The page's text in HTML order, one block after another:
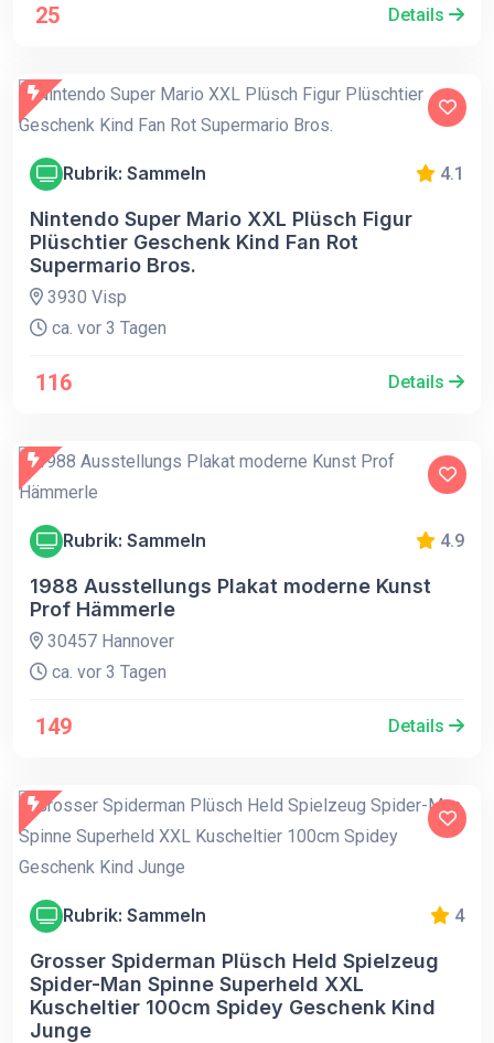
25 Details
Rubrik: Sammeln 4.1
Nintendo Super Mario XXL Plüsch Figur
Plüschtier Geschenk Kind Fan Rot
Supermario Bros.
3930 Visp
ca. vor 3 Tagen
116 Details
Rubrik: Sammeln 4.9
1988 Ausstellungs Plakat moderne Kunst
Prof Hämmerle
30457 Hannover
ca. vor 3 Tagen
149 Details
Rubrik: Sammeln 4
Grosser Spiderman Plüsch Held Spielzeug
Spider-Man Spinne Superheld XXL
Kuscheltier 100cm Spidey Geschenk Kind
Junge